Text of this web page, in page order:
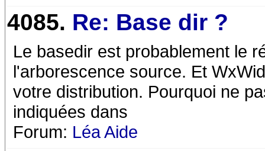
4085. Re: Base dir ?
Le basedir est probablement le
l'arborescence source. Et
votre distribution. Pourquoi ne
indiquées dans
Forum: Léa Aide